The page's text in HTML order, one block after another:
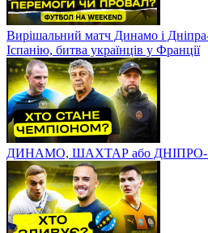
Вирішальний матч Динамо і
Іспанію, битва українців у Франції
ДИНАМО, ШАХТАР або ДНІПРО-